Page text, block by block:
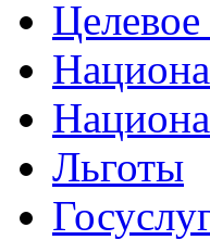
Льготы